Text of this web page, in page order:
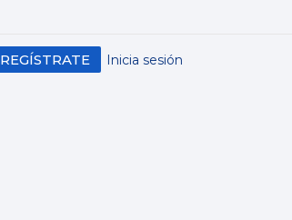
Inicia sesión
REGÍSTRATE